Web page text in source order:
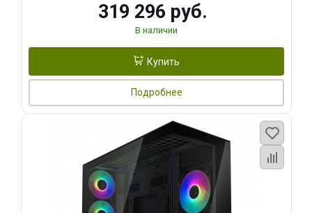
319 296 руб.
В наличии
Купить
Подробнее